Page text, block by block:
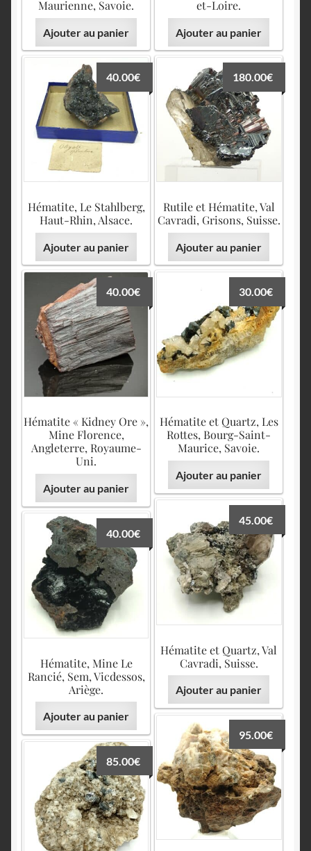
Maurienne, Savoie.
Ajouter au panier
et-Loire.
Ajouter au panier
Hématite, Le Stahlberg,
Haut-Rhin, Alsace.
40.00€
Ajouter au panier
Rutile et Hématite, Val
Cavradi, Grisons, Suisse.
180.00€
Ajouter au panier
Hématite « Kidney Ore »,
Mine Florence,
Angleterre, Royaume-
Uni.
40.00€
Ajouter au panier
Hématite et Quartz, Les
Rottes, Bourg-Saint-
Maurice, Savoie.
30.00€
Ajouter au panier
Hématite et Quartz, Val
Cavradi, Suisse.
45.00€
Ajouter au panier
Hématite, Mine Le
Rancié, Sem, Vicdessos,
Ariège.
40.00€
Ajouter au panier
95.00€
85.00€